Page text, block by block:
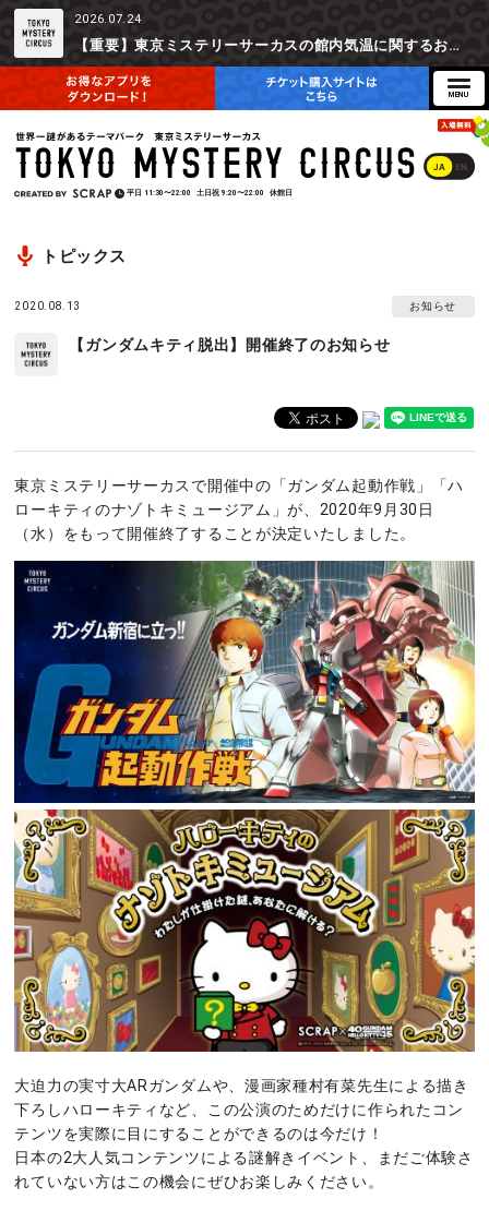
2026.07.24
【重要】東京ミステリーサーカスの館内気温に関するお詫びとご参加辞退時の返金対応について
JA EN
平日 11:30〜22:00 土日祝 9:20〜22:00 休館日
トピックス
2020.08.13 お知らせ
【ガンダムキティ脱出】開催終了のお知らせ
東京ミステリーサーカスで開催中の「ガンダム起動作戦」「ハ
ローキティのナゾトキミュージアム」が、2020年9月30日
（水）をもって開催終了することが決定いたしました。
大迫力の実寸大ARガンダムや、漫画家種村有菜先生による描き
下ろしハローキティなど、この公演のためだけに作られたコン
テンツを実際に目にすることができるのは今だけ！
日本の2大人気コンテンツによる謎解きイベント、まだご体験さ
れていない方はこの機会にぜひお楽しみください。